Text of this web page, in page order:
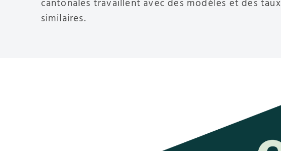
cantonales travaillent avec des modèles et des taux
similaires.